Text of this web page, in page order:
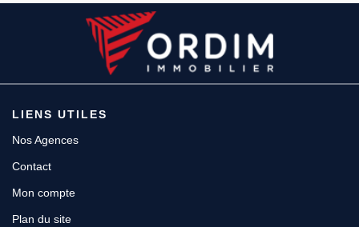
LIENS UTILES
Nos Agences
Contact
Mon compte
Plan du site